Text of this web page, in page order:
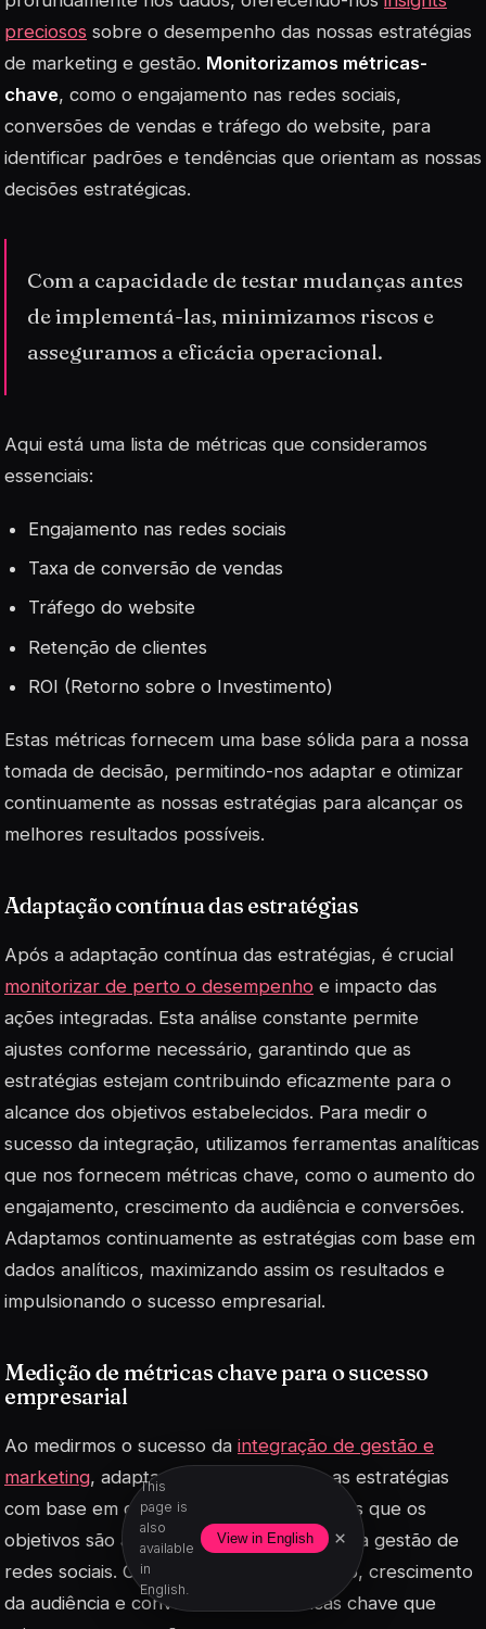
This
page is
also
available
in
English.
View in English ×
preciosos sobre o desempenho das nossas estratégias
de marketing e gestão. Monitorizamos métricas-
chave, como o engajamento nas redes sociais,
conversões de vendas e tráfego do website, para
identificar padrões e tendências que orientam as nossas
decisões estratégicas.
Com a capacidade de testar mudanças antes
de implementá-las, minimizamos riscos e
asseguramos a eficácia operacional.
Aqui está uma lista de métricas que consideramos
essenciais:
Engajamento nas redes sociais
Taxa de conversão de vendas
Tráfego do website
Retenção de clientes
ROI (Retorno sobre o Investimento)
Estas métricas fornecem uma base sólida para a nossa
tomada de decisão, permitindo-nos adaptar e otimizar
continuamente as nossas estratégias para alcançar os
melhores resultados possíveis.
Adaptação contínua das estratégias
Após a adaptação contínua das estratégias, é crucial
monitorizar de perto o desempenho e impacto das
ações integradas. Esta análise constante permite
ajustes conforme necessário, garantindo que as
estratégias estejam contribuindo eficazmente para o
alcance dos objetivos estabelecidos. Para medir o
sucesso da integração, utilizamos ferramentas analíticas
que nos fornecem métricas chave, como o aumento do
engajamento, crescimento da audiência e conversões.
Adaptamos continuamente as estratégias com base em
dados analíticos, maximizando assim os resultados e
impulsionando o sucesso empresarial.
Medição de métricas chave para o sucesso
empresarial
Ao medirmos o sucesso da integração de gestão e
marketing, adaptamos continuamente as estratégias
com base em dados analíticos. Garantimos que os
objetivos são alcançados e maximizados na gestão de
redes sociais. O aumento do engajamento, crescimento
da audiência e conversões são métricas chave que